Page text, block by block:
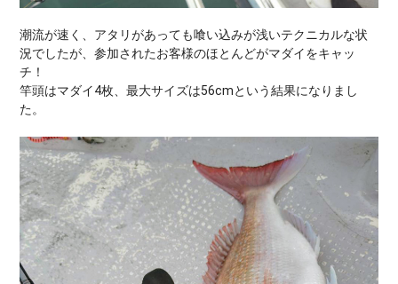
潮流が速く、アタリがあっても喰い込みが浅いテクニカルな状
況でしたが、参加されたお客様のほとんどがマダイをキャッ
チ！
竿頭はマダイ4枚、最大サイズは56cmという結果になりまし
た。